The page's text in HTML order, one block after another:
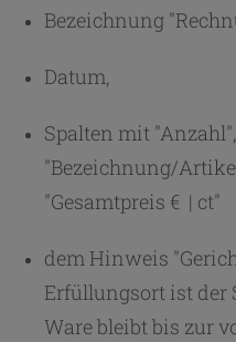
Bezeichnung
Datum,
Spalten mit
"Bezeichnung/
"Gesamtpreis € | ct"
dem Hinweis
Erfüllungsort ist der
Ware bleibt bis zur